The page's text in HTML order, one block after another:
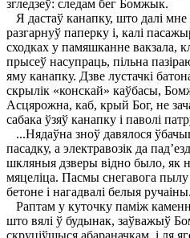
згледзеў: следам бег Бомжык.
Я дастаў канапку, што далі мне
разгарнуў паперку і, калі
сходках у памяшканне вакзала,
прысеў насупраць, пільна
яму канапку. Дзве лустачкі
скрылік «конскай» каўбасы,
Асцярожна, каб, крый Бог, не
сабака ўзяў канапку і паволі
...Нядаўна зноў давялося
пасадку, а электравозік да
шкляныя дзверы відно было, як
мяцеліца. Пасмы снегавога
бетоне і нагадвалі белыя ручаіны.
Раптам у куточку паміж
што вялі ў будынак, заўважыў
скруціўшыся абараначкам, і ля